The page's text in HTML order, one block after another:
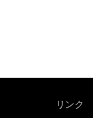
リンク